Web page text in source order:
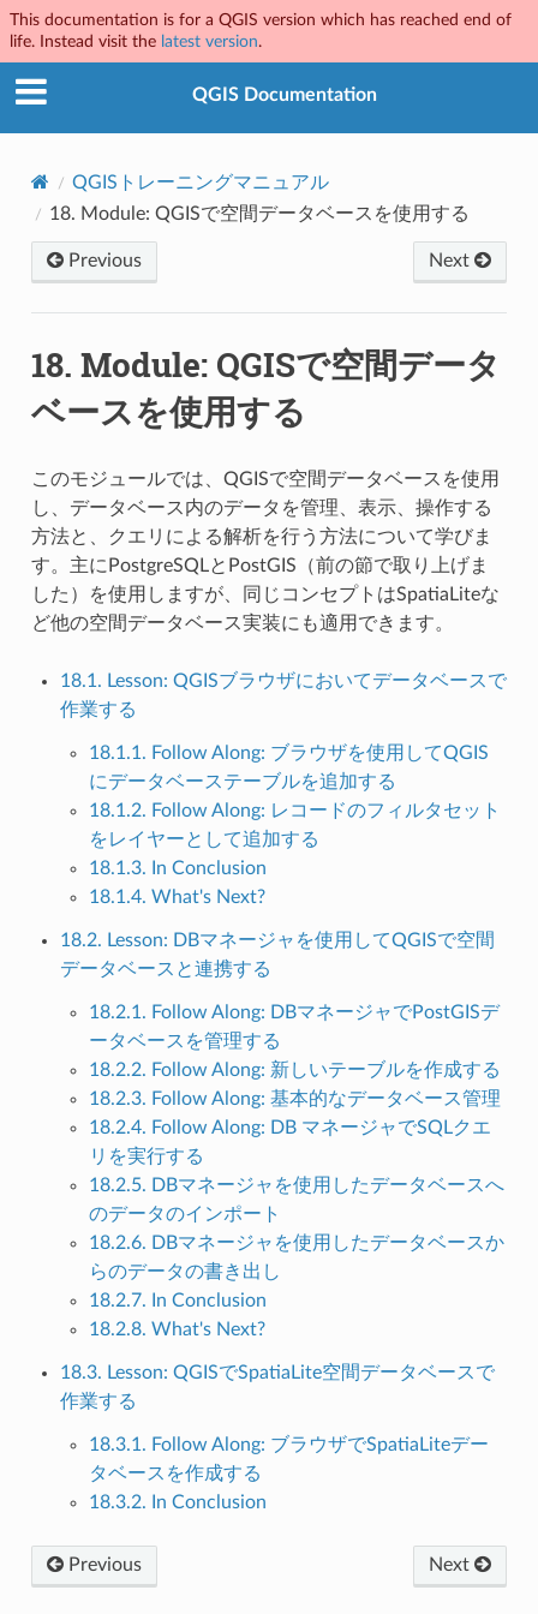
This documentation is for a QGIS version which has reached end of
life. Instead visit the latest version.
QGIS Documentation
QGISトレーニングマニュアル
18. Module: QGISで空間データベースを使用する
Previous Next
18. Module: QGISで空間データ
ベースを使用する
このモジュールでは、QGISで空間データベースを使用
し、データベース内のデータを管理、表示、操作する
方法と、クエリによる解析を行う方法について学びま
す。主にPostgreSQLとPostGIS（前の節で取り上げま
した）を使用しますが、同じコンセプトはSpatiaLiteな
ど他の空間データベース実装にも適用できます。
18.1. Lesson: QGISブラウザにおいてデータベースで
作業する
18.1.1. Follow Along: ブラウザを使用してQGIS
にデータベーステーブルを追加する
18.1.2. Follow Along: レコードのフィルタセット
をレイヤーとして追加する
18.1.3. In Conclusion
18.1.4. What's Next?
18.2. Lesson: DBマネージャを使用してQGISで空間
データベースと連携する
18.2.1. Follow Along: DBマネージャでPostGISデ
ータベースを管理する
18.2.2. Follow Along: 新しいテーブルを作成する
18.2.3. Follow Along: 基本的なデータベース管理
18.2.4. Follow Along: DB マネージャでSQLクエ
リを実行する
18.2.5. DBマネージャを使用したデータベースへ
のデータのインポート
18.2.6. DBマネージャを使用したデータベースか
らのデータの書き出し
18.2.7. In Conclusion
18.2.8. What's Next?
18.3. Lesson: QGISでSpatiaLite空間データベースで
作業する
18.3.1. Follow Along: ブラウザでSpatiaLiteデー
タベースを作成する
18.3.2. In Conclusion
Previous Next